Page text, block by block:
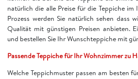
natürlich die alle Preise für die Teppiche
Prozess werden Sie natürlich sehen dass
Qualität mit günstigen Preisen anbieten.
und bestellen Sie Ihr Wunschteppiche mit
Passende Teppiche für Ihr Wohnzimmer zu
Welche Teppichmuster passen am besten